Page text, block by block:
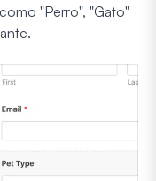
"Perro", "Gato"